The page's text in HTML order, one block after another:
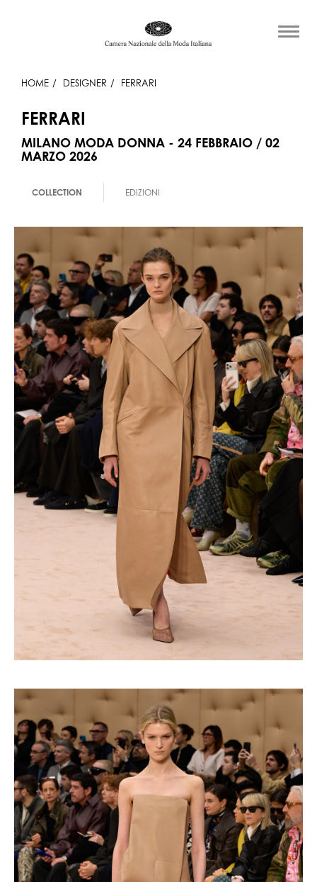
HOME DESIGNER FERRARI
FERRARI
MILANO MODA DONNA - 24 FEBBRAIO / 02
MARZO 2026
COLLECTION EDIZIONI